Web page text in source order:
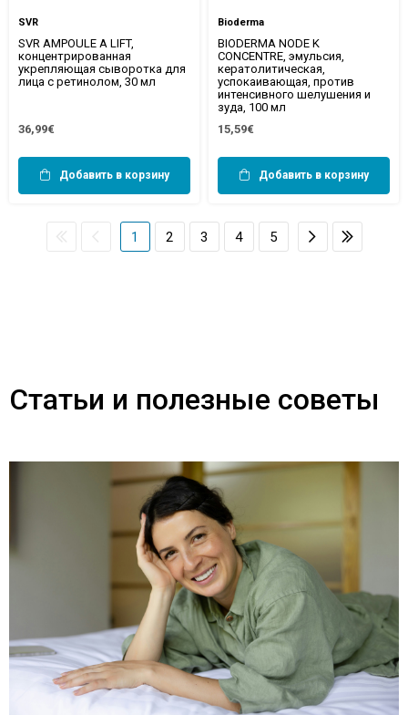
SVR
SVR AMPOULE A LIFT,
концентрированная
укрепляющая сыворотка для
лица с ретинолом, 30 мл
36,99€
Добавить в корзину
Bioderma
BIODERMA NODE K
CONCENTRE, эмульсия,
кератолитическая,
успокаивающая, против
интенсивного шелушения и
зуда, 100 мл
15,59€
Добавить в корзину
1 2 3 4 5
Статьи и полезные советы